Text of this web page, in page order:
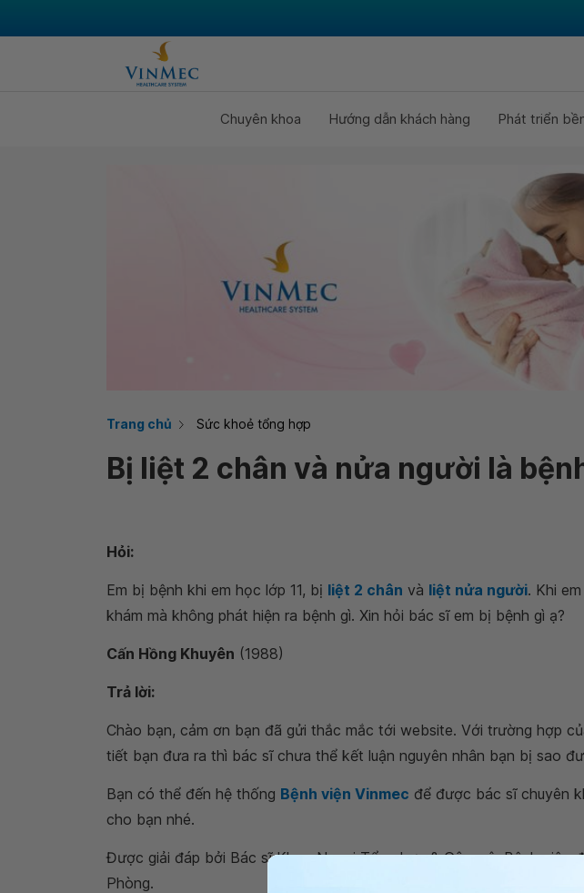
Chuyên khoa Hướng dẫn khách hàng Phát triển
Trang chủ Sức khoẻ tổng hợp
Bị liệt 2 chân và nửa người là
Hỏi:
Em bị bệnh khi em học lớp 11, bị liệt 2 chân và liệt nửa người. Khi
khám mà không phát hiện ra bệnh gì. Xin hỏi bác sĩ em bị bệnh gì ạ?
Cấn Hồng Khuyên (1988)
Trả lời:
Chào bạn, cảm ơn bạn đã gửi thắc mắc tới website. Với trường hợp
tiết bạn đưa ra thì bác sĩ chưa thể kết luận nguyên nhân bạn bị sao
Bạn có thể đến hệ thống Bệnh viện Vinmec để được bác sĩ chuyên
cho bạn nhé.
Được giải đáp bởi Bác sĩ Khoa Ngoại Tổng hợp & Gây mê, Bệnh viện
Phòng.